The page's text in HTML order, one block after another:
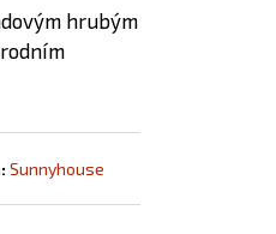
hrubým
Sunnyhouse